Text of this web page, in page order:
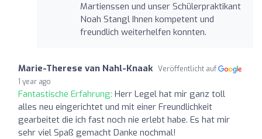
Martienssen und unser Schülerpraktikant
Noah Stangl Ihnen kompetent und
freundlich weiterhelfen konnten.
Marie-Therese van Nahl-Knaak Veröffentlicht auf
1 year ago
Fantastische Erfahrung: Herr Legel hat mir ganz toll
alles neu eingerichtet und mit einer Freundlichkeit
gearbeitet die ich fast noch nie erlebt habe. Es hat mir
sehr viel Spaß gemacht Danke nochmal!